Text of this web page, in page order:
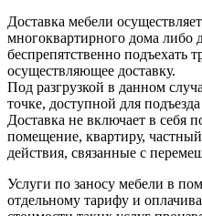
Доставка мебели
многоквартирного дома либо
беспрепятственно подъехать
осуществляющее доставку.
Под разгрузкой в данном
точке, доступной для
Доставка не включает в себя
помещение, квартиру,
действия, связанные с
Услуги по заносу мебели в
отдельному тарифу и